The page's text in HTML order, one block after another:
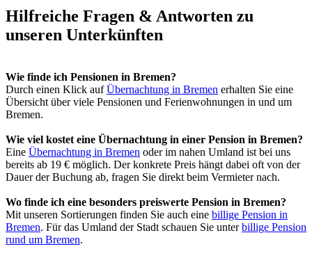
Hilfreiche Fragen & Antworten zu
unseren Unterkünften
Wie finde ich Pensionen in Bremen?
Durch einen Klick aufÜbernachtung in Bremen erhalten Sie eine
Übersicht über viele Pensionen und Ferienwohnungen in und um
Bremen.
Wie viel kostet eine Übernachtung in einer Pension in Bremen?
Eine Übernachtung in Bremen oder im nahen Umland ist bei uns
bereits ab 19 € möglich. Der konkrete Preis hängt dabei oft von der
Dauer der Buchung ab, fragen Sie direkt beim Vermieter nach.
Wo finde ich eine besonders preiswerte Pension in Bremen?
Mit unseren Sortierungen finden Sie auch eine billige Pension in
Bremen. Für das Umland der Stadt schauen Sie unterbillige Pension
rund um Bremen.